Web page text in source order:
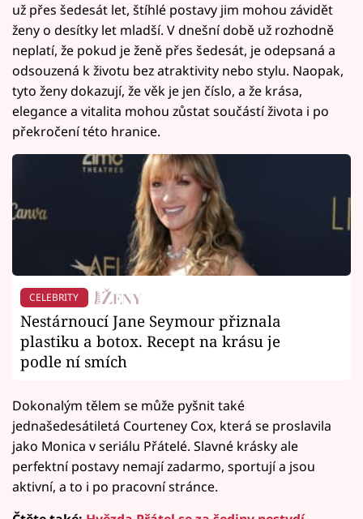
už přes šedesát let, štíhlé postavy jim mohou závidět
ženy o desítky let mladší. V dnešní době už rozhodně
neplatí, že pokud je ženě přes šedesát, je odepsaná a
odsouzená k životu bez atraktivity nebo stylu. Naopak,
tyto ženy dokazují, že věk je jen číslo, a že krása,
elegance a vitalita mohou zůstat součástí života i po
překročení této hranice.
CELEBRITY
Nestárnoucí Jane Seymour přiznala
plastiku a botox. Recept na krásu je
podle ní smích
Dokonalým tělem se může pyšnit také
jednašedesátiletá Courteney Cox, která se proslavila
jako Monica v seriálu Přátelé. Slavné krásky ale
perfektní postavy nemají zadarmo, sportují a jsou
aktivní, a to i po pracovní stránce.